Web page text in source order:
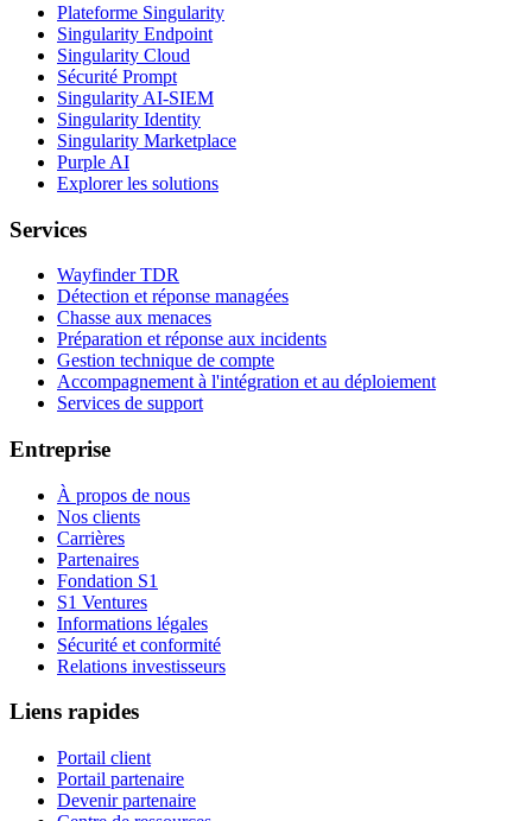
Plateforme Singularity
Singularity Endpoint
Singularity Cloud
Sécurité Prompt
Singularity AI-SIEM
Singularity Identity
Singularity Marketplace
Purple AI
Explorer les solutions
Services
Wayfinder TDR
Détection et réponse managées
Chasse aux menaces
Préparation et réponse aux incidents
Gestion technique de compte
Accompagnement à l'intégration et au déploiement
Services de support
Entreprise
À propos de nous
Nos clients
Carrières
Partenaires
Fondation S1
S1 Ventures
Informations légales
Sécurité et conformité
Relations investisseurs
Liens rapides
Portail client
Portail partenaire
Devenir partenaire